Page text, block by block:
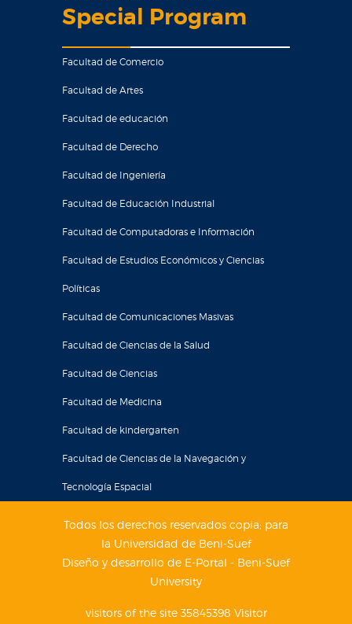
Special Program
Facultad de Comercio
Facultad de Artes
Facultad de educación
Facultad de Derecho
Facultad de Ingeniería
Facultad de Educación Industrial
Facultad de Computadoras e Información
Facultad de Estudios Económicos y Ciencias
Políticas
Facultad de Comunicaciones Masivas
Facultad de Ciencias de la Salud
Facultad de Ciencias
Facultad de Medicina
Facultad de kindergarten
Facultad de Ciencias de la Navegación y
Tecnología Espacial
Todos los derechos reservados copia; para
la Universidad de Beni-Suef
Diseño y desarrollo de E-Portal - Beni-Suef
University
visitors of the site 35845398 Visitor